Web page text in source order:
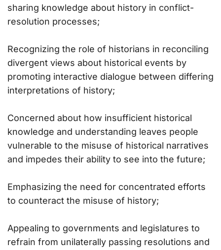
sharing knowledge about history in conflict-
resolution processes;
Recognizing the role of historians in reconciling
divergent views about historical events by
promoting interactive dialogue between differing
interpretations of history;
Concerned about how insufficient historical
knowledge and understanding leaves people
vulnerable to the misuse of historical narratives
and impedes their ability to see into the future;
Emphasizing the need for concentrated efforts
to counteract the misuse of history;
Appealing to governments and legislatures to
refrain from unilaterally passing resolutions and